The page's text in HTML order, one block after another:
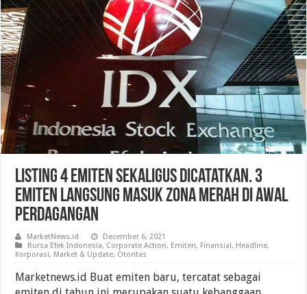
Listing 4 Emiten Sekaligus Dicatatkan. 3
Emiten Langsung Masuk Zona Merah Di Awal
Perdagangan
MarketNews.id
December 6, 2021
Bursa Efek Indonesia, Corporate Action, Emiten, Finansial, Headline,
Korporasi, Market & Update, Otoritas
Marketnews.id Buat emiten baru, tercatat sebagai